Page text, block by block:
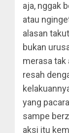
aja, nggak
atau
alasan
bukan
merasa tak
resah
yang
sampe
aksi itu